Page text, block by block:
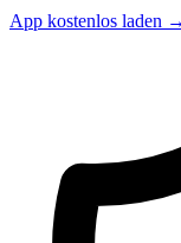
App kostenlos laden →